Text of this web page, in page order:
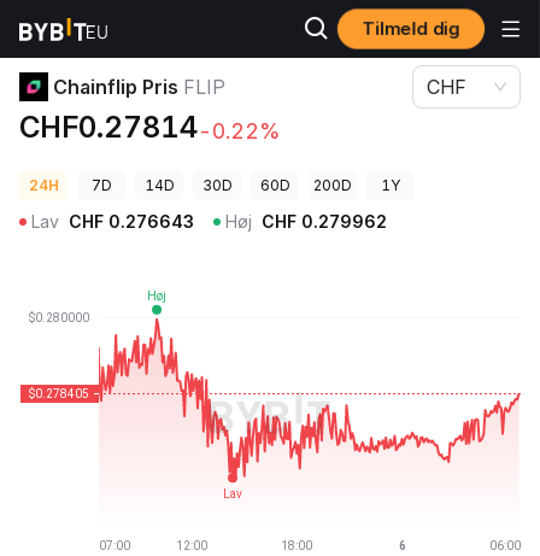
Tilmeld dig
Kryptopriser
Chainflip Pris FLIP
CHF0.27814-0.22%
CHF
24H 7D 14D 30D 60D 200D 1Y
Lav CHF 0.276643 Høj CHF 0.279962